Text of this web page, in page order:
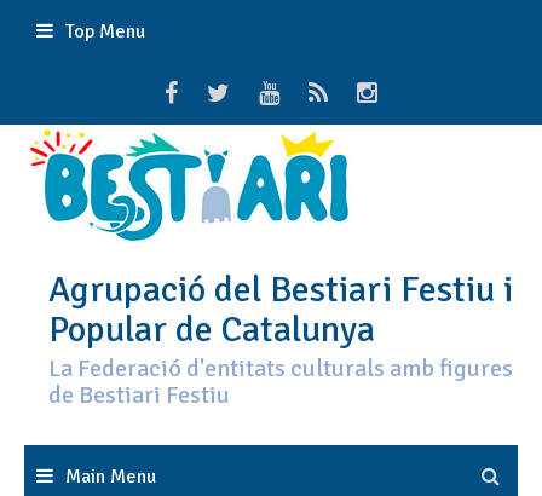
Top Menu
Agrupació del Bestiari Festiu i
Popular de Catalunya
La Federació d'entitats culturals amb figures
de Bestiari Festiu
Main Menu